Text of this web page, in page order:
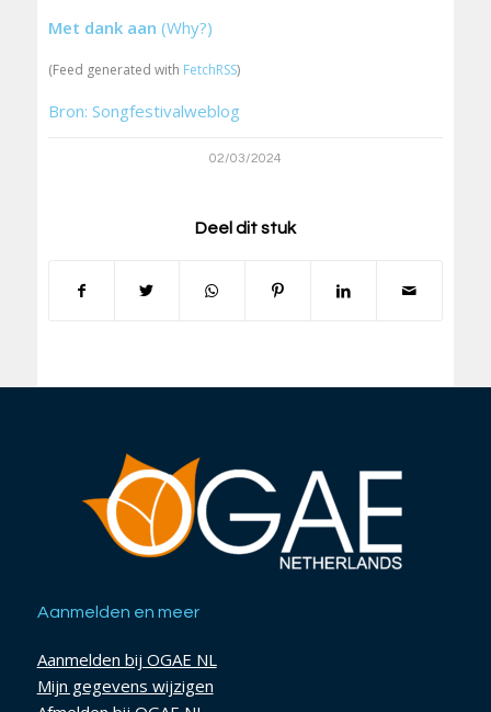
Met dank aan (Why?)
(Feed generated with FetchRSS)
Bron: Songfestivalweblog
02/03/2024
Deel dit stuk
Aanmelden en meer
Aanmelden bij OGAE NL
Mijn gegevens wijzigen